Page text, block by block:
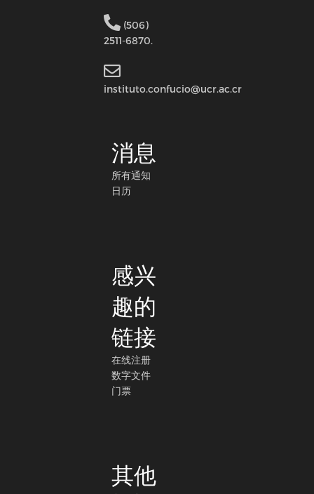
(506)
2511-6870.
instituto.confucio@ucr.ac.cr
消息
所有通知
日历
感兴
趣的
链接
在线注册
数字文件
门票
其他